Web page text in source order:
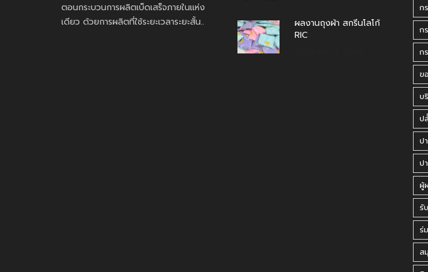
ตอนกระบวนการผลิตเบ็ดเสร็จภายในแห่ง
เดียว ด้วยการผลิตที่ใช้ระยะเวลาระยะสั้น..
ผลงานถุงผ้า สกรีนโลโก้
RIC
ก
ก
ก
ข
บ
ป
ป
ป
ผู้
รั
ร่
ส